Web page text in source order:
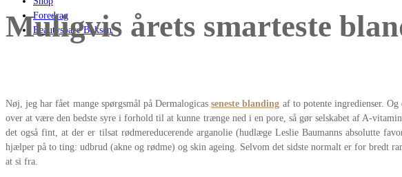
Foredrag
Beautyspace Boksen
Muligvis årets smarteste
Nøj, jeg har fået mange spørgsmål på Dermalogicasseneste blanding af to potente ingredienser.
over at være den bedste syre i forhold til at kunne trænge ned i en pore, så gør selskabet af A-
det også fint, at der er tilsat rødmereducerende arganolie (hudlæge Leslie Baumanns
hjælper på to ting: udbrud (akne og rødme) og skin ageing. Selvom det sidste normalt er for bredt
at si fra.